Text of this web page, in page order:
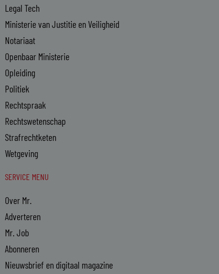
Legal Tech
Ministerie van Justitie en Veiligheid
Notariaat
Openbaar Ministerie
Opleiding
Politiek
Rechtspraak
Rechtswetenschap
Strafrechtketen
Wetgeving
SERVICE MENU
Over Mr.
Adverteren
Mr. Job
Abonneren
Nieuwsbrief en digitaal magazine